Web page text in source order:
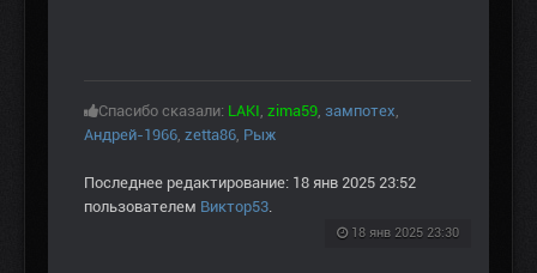
Спасибо сказали: LAKI, zima59, зампотех,
Андрей-1966, zetta86, Рыж
Последнее редактирование: 18 янв 2025 23:52
пользователем Виктор53.
18 янв 2025 23:30